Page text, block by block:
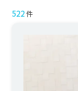
522件